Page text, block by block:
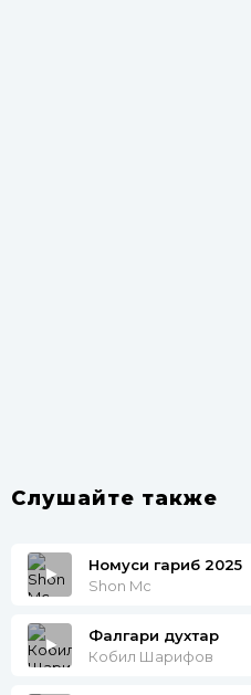
Слушайте также
Номуси гариб 2025
Shon Mc
Фалгари духтар
Кобил Шарифов